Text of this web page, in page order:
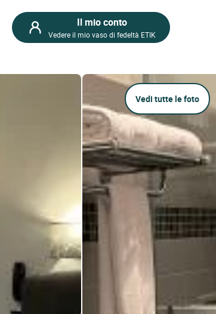
Il mio conto
Vedere il mio vaso di fedeltà ETIK
Vedi tutte le foto